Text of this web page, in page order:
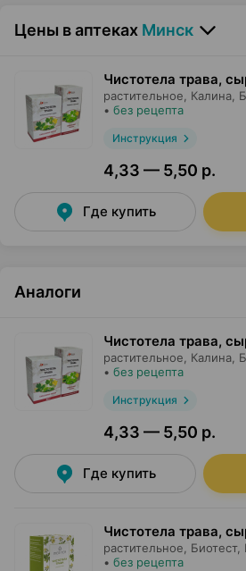
Цены в аптеках Минск
Чистотела трава,
растительное, Калина,
• без рецепта
Инструкция
4,33 — 5,50 р.
Где купить
Аналоги
Чистотела трава,
растительное, Калина,
• без рецепта
Инструкция
4,33 — 5,50 р.
Где купить
Чистотела трава,
растительное, Биотест,
• без рецепта